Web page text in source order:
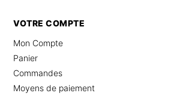
VOTRE COMPTE
Mon Compte
Panier
Commandes
Moyens de paiement